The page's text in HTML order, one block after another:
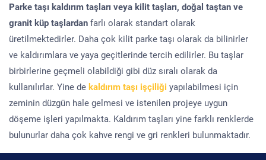
Parke taşı kaldırım taşları veya kilit taşları, doğal taştan ve
granit küp taşlardan farlı olarak standart olarak
üretilmektedirler. Daha çok kilit parke taşı olarak da bilinirler
ve kaldırımlara ve yaya geçitlerinde tercih edilirler. Bu taşlar
birbirlerine geçmeli olabildiği gibi düz sıralı olarak da
kullanılırlar. Yine de kaldırım taşı işçiliği yapılabilmesi için
zeminin düzgün hale gelmesi ve istenilen projeye uygun
döşeme işleri yapılmakta. Kaldırım taşları yine farklı renklerde
bulunurlar daha çok kahve rengi ve gri renkleri bulunmaktadır.